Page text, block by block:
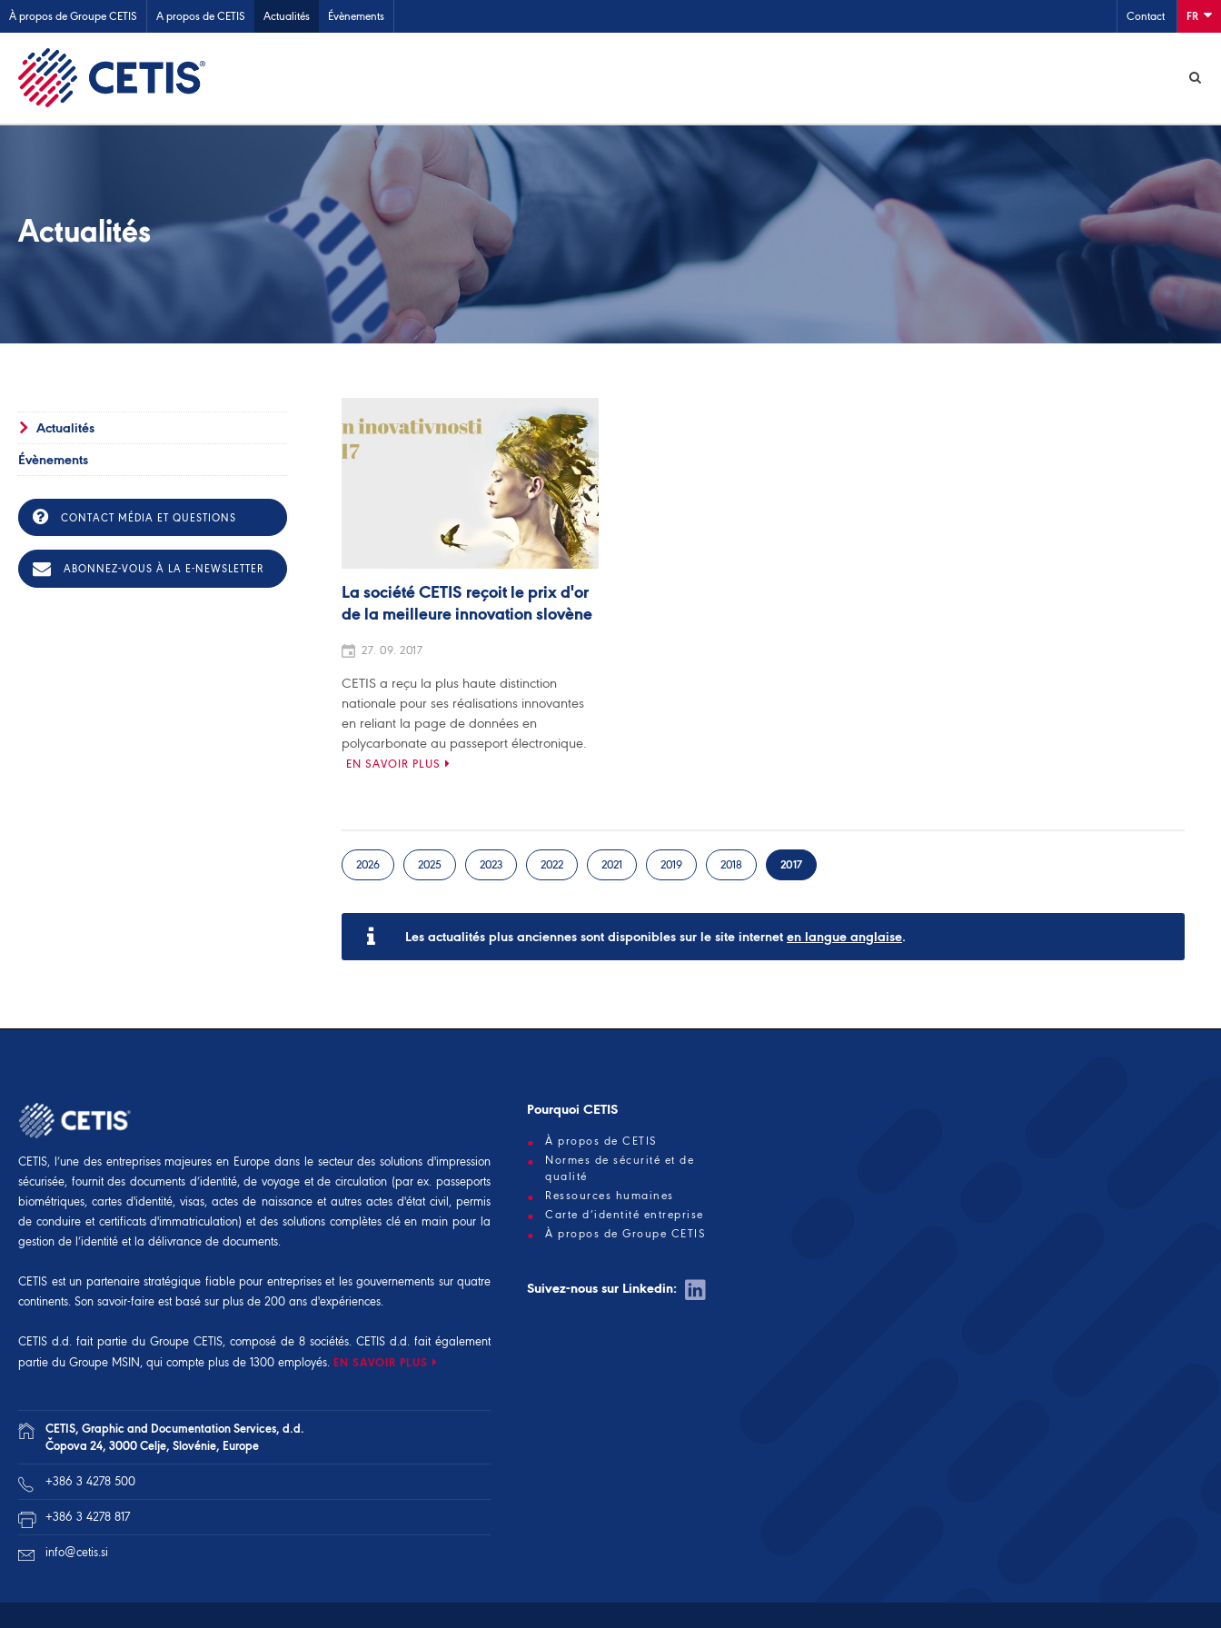
À propos de Groupe CETIS A propos de CETIS Actualités Évènements Contact FR
Actualités
Actualités
Évènements
CONTACT MÉDIA ET QUESTIONS
ABONNEZ-VOUS À LA E-NEWSLETTER
La société CETIS reçoit le prix d'or
de la meilleure innovation slovène
27. 09. 2017
CETIS a reçu la plus haute distinction
nationale pour ses réalisations innovantes
en reliant la page de données en
polycarbonate au passeport électronique.
EN SAVOIR PLUS
2026 2025 2023 2022 2021 2019 2018 2017
Les actualités plus anciennes sont disponibles sur le site internet en langue anglaise.
CETIS, l’une des entreprises majeures en Europe dans le secteur des solutions d'impression
sécurisée, fournit des documents d’identité, de voyage et de circulation (par ex. passeports
biométriques, cartes d'identité, visas, actes de naissance et autres actes d'état civil, permis
de conduire et certificats d'immatriculation) et des solutions complètes clé en main pour la
gestion de l’identité et la délivrance de documents.
CETIS est un partenaire stratégique fiable pour entreprises et les gouvernements sur quatre
continents. Son savoir-faire est basé sur plus de 200 ans d'expériences.
CETIS d.d. fait partie du Groupe CETIS, composé de 8 sociétés. CETIS d.d. fait également
partie du Groupe MSIN , qui compte plus de 1300 employés. EN SAVOIR PLUS
CETIS, Graphic and Documentation Services, d.d.
Čopova 24, 3000 Celje, Slovénie, Europe
+386 3 4278 500
+386 3 4278 817
info@cetis.si
Pourquoi CETIS
À propos de CETIS
Normes de sécurité et de
qualité
Ressources humaines
Carte d’identité entreprise
À propos de Groupe CETIS
Suivez-nous sur Linkedin: